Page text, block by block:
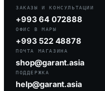
ЗАКАЗЫ И КОНСУЛЬТАЦИИ
+993 64 072888
ОФИС В МАРЫ
+993 522 48878
ПОЧТА МАГАЗИНА
shop@garant.asia
ПОДДЕРЖКА
help@garant.asia